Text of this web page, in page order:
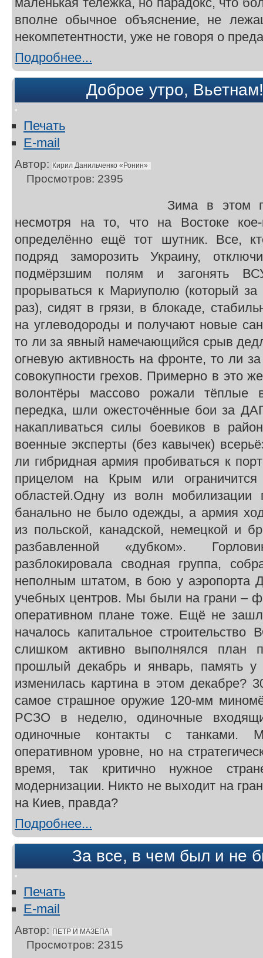
вполне обычное объяснение, не
некомпетентности, уже не говоря о
Подробнее...
Доброе утро,
Печать
E-mail
Автор: Кирил Данильченко «Ронин»
Просмотров: 2395
Зима в этом
несмотря на то, что на Востоке
определённо ещё тот шутник. Все,
подряд заморозить Украину,
подмёрзшим полям и загонять
прорываться к Мариуполю (который
раз), сидят в грязи, в блокаде,
на углеводороды и получают новые
то ли за явный намечающийся срыв
огневую активность на фронте, то ли
совокупности грехов. Примерно в это
волонтёры массово рожали
передка, шли ожесточённые бои за
накапливаться силы боевиков в
военные эксперты (без кавычек)
ли гибридная армия пробиваться к
прицелом на Крым или
областей.Одну из волн мобилизации
банально не было одежды, а армия
из польской, канадской, немецкой и
разбавленной «дубком».
разблокировала сводная группа,
неполным штатом, в бою у аэропорта
учебных центров. Мы были на грани –
оперативном плане тоже. Ещё не
началось капитальное
слишком активно выполнялся план
прошлый декабрь и январь, память
изменилась картина в этом декабре?
самое страшное оружие 120-мм
РСЗО в неделю, одиночные
одиночные контакты с танками.
оперативном уровне, но на
время, так критично нужное
модернизации. Никто не выходит на
на Киев, правда?
Подробнее...
За все, в чем был и не
Печать
E-mail
Автор: ПЕТР И МАЗЕПА
Просмотров: 2315